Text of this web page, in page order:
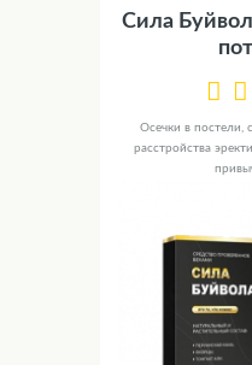
Сила
Осечки в постели,
расстройства